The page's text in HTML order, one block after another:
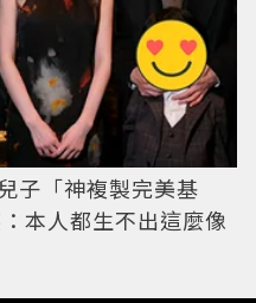
子「神複製完美基
本人都生不出這麼像